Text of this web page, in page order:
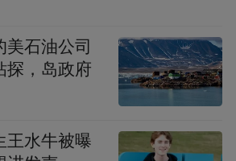
“两会”，一直被看做是提高
重要手段，在黄益平看来，
独立性是当务之急：“金融委
门的政策力度，应该更强有
强了央行的功能。”“一行三
石油公司
探，岛政府
王水牛被曝